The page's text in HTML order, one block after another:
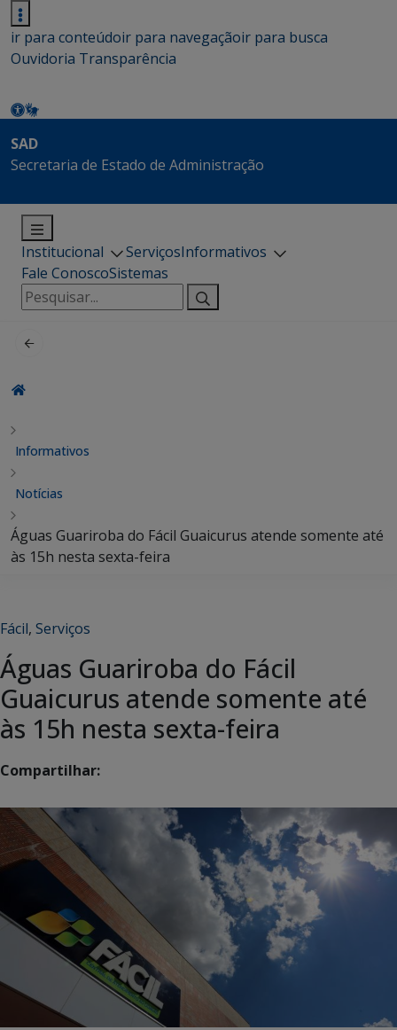
ir para conteúdoir para navegaçãoir para busca
Ouvidoria Transparência
SAD
Secretaria de Estado de Administração
Institucional ServiçosInformativos
Fale ConoscoSistemas
Pesquisar
por:
Informativos
Notícias
Águas Guariroba do Fácil Guaicurus atende somente até
às 15h nesta sexta-feira
Fácil, Serviços
Águas Guariroba do Fácil
Guaicurus atende somente até
às 15h nesta sexta-feira
Compartilhar: